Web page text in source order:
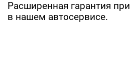
Расширенная гарантия
в нашем автосервисе.